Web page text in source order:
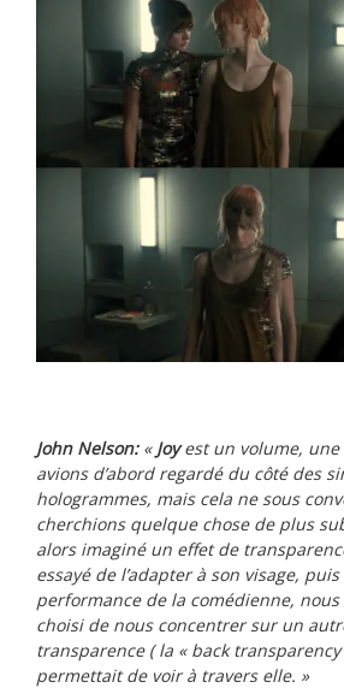
John Nelson: « Joyest un volume,
avions d’abord regardé du côté des
hologrammes, mais cela ne sous
cherchions quelque chose de plus
alors imaginé un effet de
essayé de l’adapter à son visage,
performance de la comédienne,
choisi de nous concentrer sur un
transparence ( la « back transparency
permettait de voir à travers elle. »